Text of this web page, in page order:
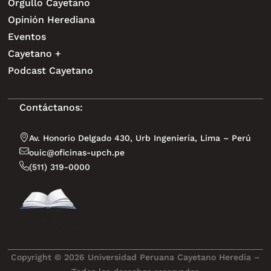
Orgullo Cayetano
Opinión Herediana
Eventos
Cayetano +
Podcast Cayetano
Contáctanos:
Av. Honorio Delgado 430, Urb Ingeniería, Lima – Perú
ouic@oficinas-upch.pe
(511) 319-0000
Copyright © 2026 Universidad Peruana Cayetano Heredia –